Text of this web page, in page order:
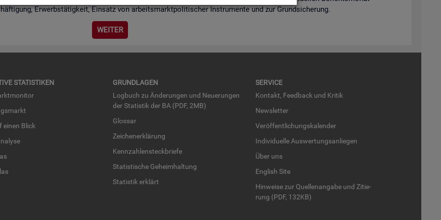
Er­werbs­tä­tig­keit, Ein­satz von ar­beits­markt­po­li­ti­scher In­stru­men­te und zur Grund­si­che­rung.
WEI­TER
STA­TIS­TI­KEN
einen Blick
GRUND­LA­GEN
Log­buch zu Än­de­run­gen und Neue­run­gen
der Sta­tis­tik der BA (PDF, 2MB)
Glos­sar
Zei­chen­er­klä­rung
Kenn­zah­len­steck­brie­fe
Sta­tis­ti­sche Ge­heim­hal­tung
Sta­tis­tik er­klärt
SER­VICE
Kon­takt, Feed­back und Kri­tik
News­let­ter
Ver­öf­fent­li­chungs­ka­len­der
In­di­vi­du­el­le Aus­wer­tungs­an­lie­gen
Über uns
English Site
Hin­wei­se zur Quel­len­an­ga­be und Zi­tie­
rung (PDF, 132KB)